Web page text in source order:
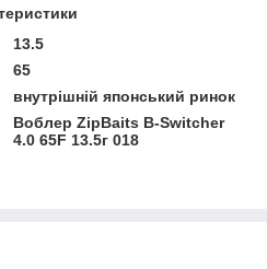
13.5
65
внутрішній японський ринок
Воблер ZipBaits B-Switcher
4.0 65F 13.5г 018